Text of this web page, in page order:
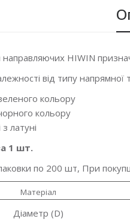
HIWIN
від типу напрямної
кольору
кольору
латуні
1 шт.
по 200 шт, При
Матеріал
Діаметр (D)